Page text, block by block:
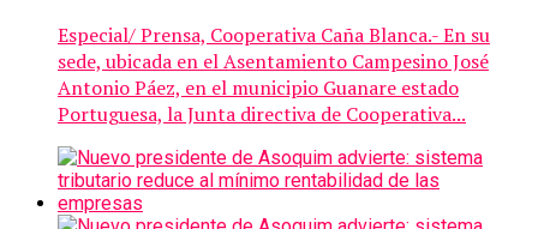
Especial/ Prensa, Cooperativa Caña Blanca.- En su
sede, ubicada en el Asentamiento Campesino José
Antonio Páez, en el municipio Guanare estado
Portuguesa, la Junta directiva de Cooperativa...